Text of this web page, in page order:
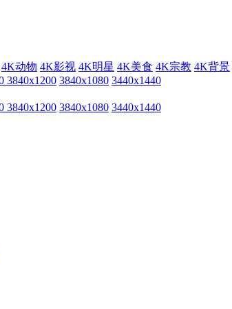
4K动物 4K影视 4K明星 4K美食 4K宗教 4K背景
3840x1200 3840x1080 3440x1440
3840x1200 3840x1080 3440x1440